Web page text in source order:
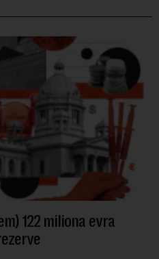
122 miliona evra